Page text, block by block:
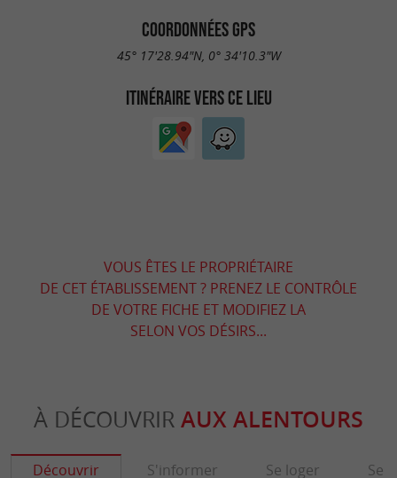
COORDONNÉES GPS
45° 17'28.94"N, 0° 34'10.3"W
ITINÉRAIRE VERS CE LIEU
VOUS ÊTES LE PROPRIÉTAIRE
DE CET ÉTABLISSEMENT ? PRENEZ LE CONTRÔLE
DE VOTRE FICHE ET MODIFIEZ LA
SELON VOS DÉSIRS...
À DÉCOUVRIR AUX ALENTOURS
Découvrir S'informer Se loger Se